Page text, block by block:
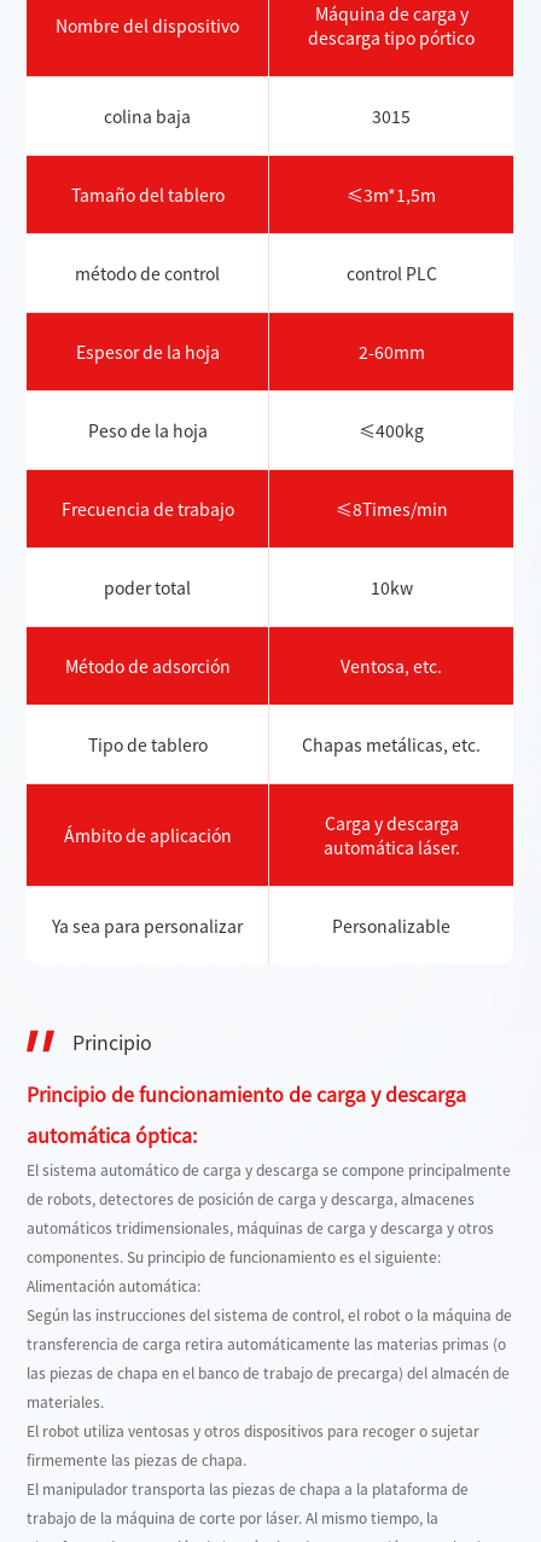
Nombre del dispositivo
Máquina de carga y
descarga tipo pórtico
colina baja 3015
Tamaño del tablero ≤3m*1,5m
método de control control PLC
Espesor de la hoja 2-60mm
Peso de la hoja ≤400kg
Frecuencia de trabajo ≤8Times/min
poder total 10kw
Método de adsorción Ventosa, etc.
Tipo de tablero Chapas metálicas, etc.
Ámbito de aplicación
Carga y descarga
automática láser.
Ya sea para personalizar Personalizable
Principio
Principio de funcionamiento de carga y descarga
automática óptica:
El sistema automático de carga y descarga se compone principalmente
de robots, detectores de posición de carga y descarga, almacenes
automáticos tridimensionales, máquinas de carga y descarga y otros
componentes. Su principio de funcionamiento es el siguiente:
Alimentación automática:
Según las instrucciones del sistema de control, el robot o la máquina de
transferencia de carga retira automáticamente las materias primas (o
las piezas de chapa en el banco de trabajo de precarga) del almacén de
materiales.
El robot utiliza ventosas y otros dispositivos para recoger o sujetar
firmemente las piezas de chapa.
El manipulador transporta las piezas de chapa a la plataforma de
trabajo de la máquina de corte por láser. Al mismo tiempo, la